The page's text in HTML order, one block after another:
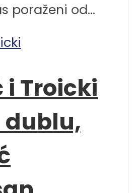
poraženi od...
Troicki